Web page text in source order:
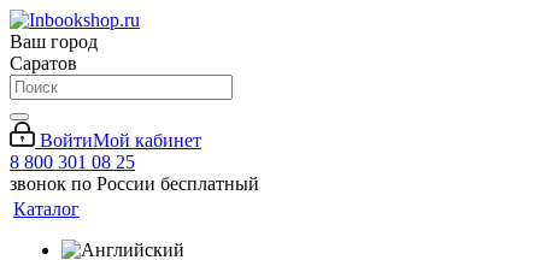
Ваш город
Саратов
ВойтиМой кабинет
8 800 301 08 25
звонок по России бесплатный
Каталог